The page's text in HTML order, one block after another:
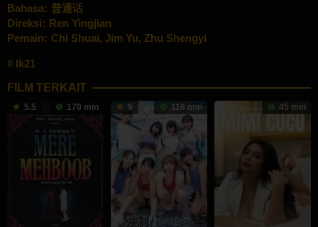
Bahasa: 普通话
Direksi: Ren Yingjian
Pemain: Chi Shuai, Jim Yu, Zhu Shengyi
lk21
FILM TERKAIT
5.5 170 min 9 116 min 45 min